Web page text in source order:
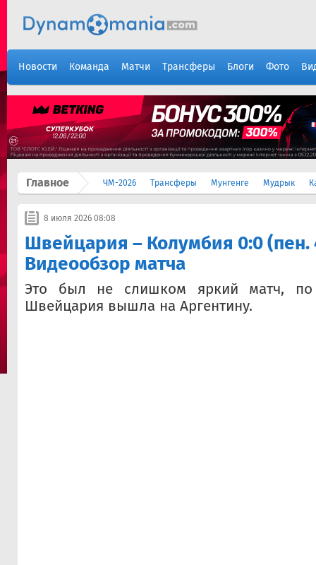
Новости Команда Матчи Трансферы Блоги Фото
Главное ЧМ-2026 Трансферы Мунгенге Мудрык
8 июля 2026 08:08
Швейцария – Колумбия 0:0 (пен.
Видеообзор матча
Это был не слишком яркий матч, по
Швейцария вышла на Аргентину.